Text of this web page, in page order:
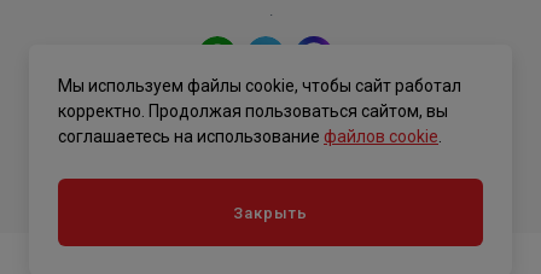
.
Политика конфиденциальности
Мы используем файлы cookie, чтобы сайт работал
корректно. Продолжая пользоваться сайтом, вы
соглашаетесь на использование файлов cookie
Закрыть